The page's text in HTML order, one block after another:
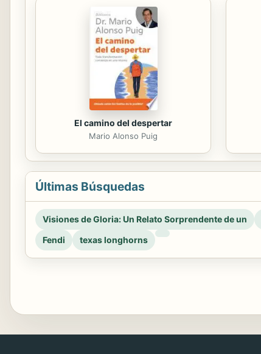
El camino del despertar
Mario Alonso Puig
Últimas Búsquedas
Visiones de Gloria: Un Relato Sorprendente de un
Fendi
texas longhorns